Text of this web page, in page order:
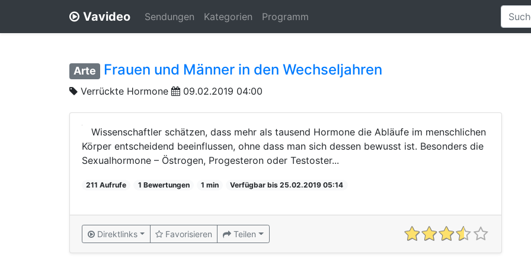
Vavideo Sendungen Kategorien Programm
Arte Frauen und Männer in den Wechseljahren
Verrückte Hormone 09.02.2019 04:00
Wissenschaftler schätzen, dass mehr als tausend Hormone die Abläufe im menschlichen
Körper entscheidend beeinflussen, ohne dass man sich dessen bewusst ist. Besonders die
Sexualhormone – Östrogen, Progesteron oder Testoster...
211 Aufrufe 1 Bewertungen 1 min Verfügbar bis 25.02.2019 05:14
Direktlinks Favorisieren Teilen